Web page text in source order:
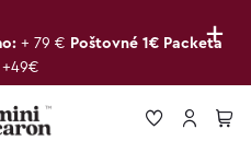
+
+ 79 € Poštovné 1€ Packeta
+49€